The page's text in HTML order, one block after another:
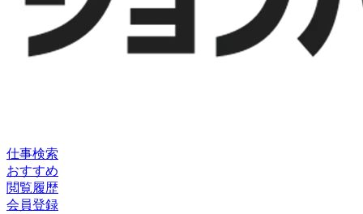
仕事検索
おすすめ
閲覧履歴
会員登録